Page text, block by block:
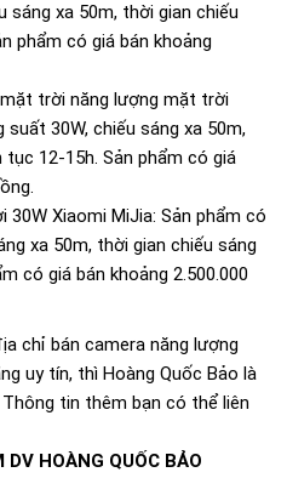
sáng xa 50m, thời gian chiếu
phẩm có giá bán khoảng
trời năng lượng mặt trời
suất 30W, chiếu sáng xa 50m,
tục 12-15h. Sản phẩm có giá
Xiaomi MiJia: Sản phẩm có
xa 50m, thời gian chiếu sáng
có giá bán khoảng 2.500.000
chỉ bán camera năng lượng
uy tín, thì Hoàng Quốc Bảo là
tin thêm bạn có thể liên
HOÀNG QUỐC BẢO